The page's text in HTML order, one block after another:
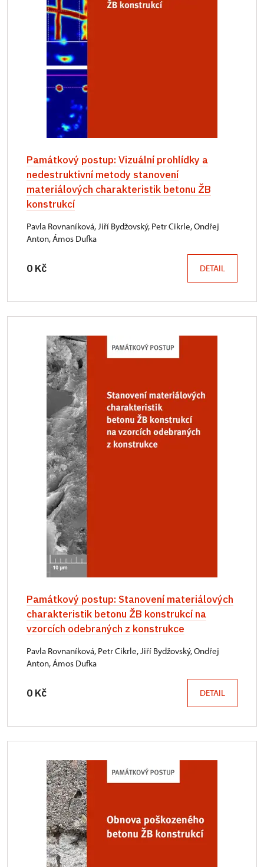
Památkový postup: Vizuální prohlídky a
nedestruktivní metody stanovení
materiálových charakteristik betonu ŽB
konstrukcí
Pavla Rovnaníková, Jiří Bydžovský, Petr Cikrle, Ondřej
Anton, Ámos Dufka
0 Kč DETAIL
Památkový postup: Stanovení materiálových
charakteristik betonu ŽB konstrukcí na
vzorcích odebraných z konstrukce
Pavla Rovnaníková, Petr Cikrle, Jiří Bydžovský, Ondřej
Anton, Ámos Dufka
0 Kč DETAIL